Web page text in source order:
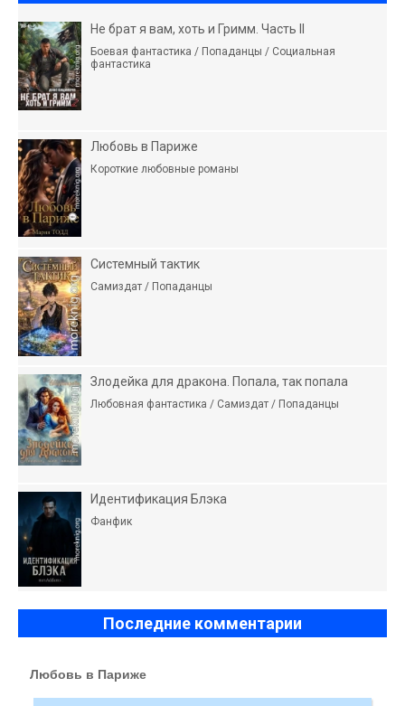
Не брат я вам, хоть и Гримм. Часть II
Боевая фантастика / Попаданцы / Социальная
фантастика
Любовь в Париже
Короткие любовные романы
Системный тактик
Самиздат / Попаданцы
Злодейка для дракона. Попала, так попала
Любовная фантастика / Самиздат / Попаданцы
Идентификация Блэка
Фанфик
Последние комментарии
Любовь в Париже